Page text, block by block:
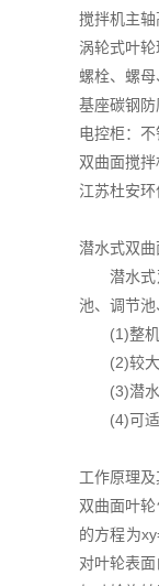
搅拌机主
涡轮式叶
螺栓、螺
基座碳钢防
电控柜：
双曲面搅
江苏杜安
潜水式双
潜水式双
池、调节
(1)整机
(2)较大的
(3)潜水式
(4)可适用
工作原理
双曲面叶
的方程为
对叶轮表